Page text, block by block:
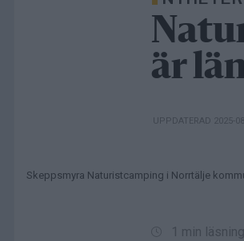
är
UPPDATERAD 2025-
Skeppsmyra Naturistcamping i Norrtälje
1 min läsning